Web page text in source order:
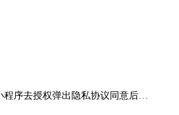
隐私协议同意后，再次去授权无任何反应，也不报错